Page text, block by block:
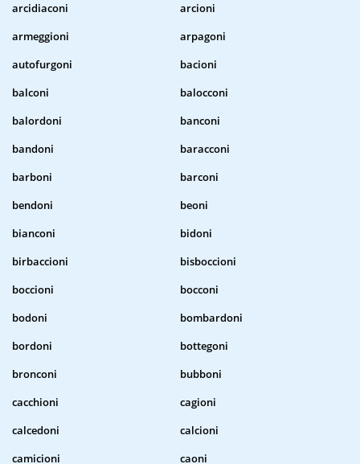
arcidiaconi
arcioni
armeggioni
arpagoni
autofurgoni
bacioni
balconi
balocconi
balordoni
banconi
bandoni
baracconi
barboni
barconi
bendoni
beoni
bianconi
bidoni
birbaccioni
bisboccioni
boccioni
bocconi
bodoni
bombardoni
bordoni
bottegoni
bronconi
bubboni
cacchioni
cagioni
calcedoni
calcioni
camicioni
caoni